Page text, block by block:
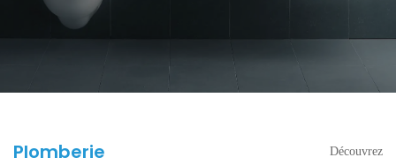
Plomberie Découvrez